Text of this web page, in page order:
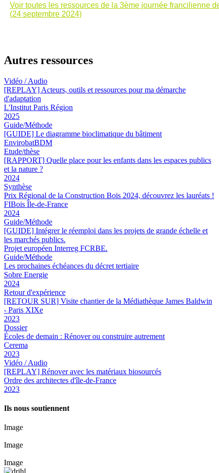
Voir toutes les ressources de la 3ème journée francilienne
(24 septembre 2024)
Autres ressources
Vidéo / Audio
[REPLAY] Acteurs, outils et ressources pour ma démarche
d'adaptation
L'Institut Paris Région
2025
Guide/Méthode
[GUIDE] Le diagramme bioclimatique du bâtiment
EnvirobatBDM
Etude/thèse
[RAPPORT] Quelle place pour les enfants dans les espaces publics
et la nature ?
2024
Synthèse
Prix Régional de la Construction Bois 2024, découvrez les lauréats !
FIBois Île-de-France
2024
Guide/Méthode
[GUIDE] Intégrer le réemploi dans les projets de grande échelle et
les marchés publics.
Projet européen Interreg FCRBE.
Guide/Méthode
Les prochaines échéances du décret tertiaire
Sobre Energie
2024
Retour d'expérience
[RETOUR SUR] Visite chantier de la Médiathèque James Baldwin
- Paris XIXe
2023
Dossier
Écoles de demain : Rénover ou construire autrement
Cerema
2023
Vidéo / Audio
[REPLAY] Rénover avec les matériaux biosourcés
Ordre des architectes d'île-de-France
2023
Ils nous soutiennent
Image
Image
Image